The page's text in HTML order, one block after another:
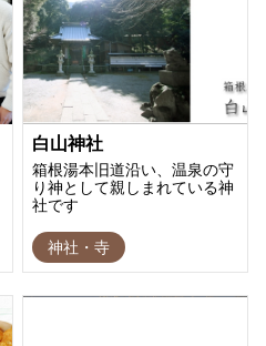
白山神社
箱根湯本旧道沿い、温泉の守
り神として親しまれている神
社です
神社・寺